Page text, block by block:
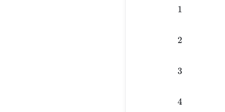
1
1
2
2
3
3
4
4